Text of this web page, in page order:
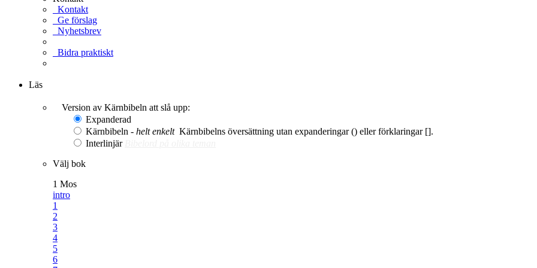
Kontakt
Ge förslag
Nyhetsbrev
Bidra praktiskt
Läs
Version av Kärnbibeln att slå upp:
Expanderad
Kärnbibeln - helt enkelt Kärnbibelns översättning utan expanderingar () eller förklaringar [].
Interlinjär
Välj bok
1 Mos
intro
1
2
3
4
5
6